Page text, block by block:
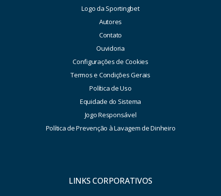
Logo da Sportingbet
Autores
Contato
Ouvidoria
Configurações de Cookies
Termos e Condições Gerais
Política de Uso
Equidade do Sistema
Jogo Responsável
Política de Prevenção à Lavagem de Dinheiro
LINKS CORPORATIVOS